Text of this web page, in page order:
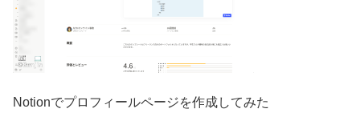
Notionでプロフィールページを作成してみた